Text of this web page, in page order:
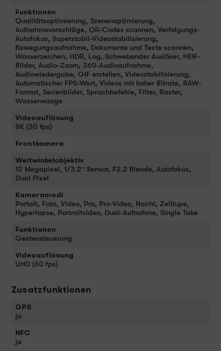
Funktionen
Qualitätsoptimierung, Szenenoptimierung,
Aufnahmevorschläge, QR-Codes scannen, Verfolgungs-
Autofokus, Superstabil-Videostabilisierung,
Bewegungsaufnahme, Dokumente und Texte scannen,
Wasserzeichen, HDR, Log, Schwebender Auslöser, HEIF-
Bilder, Audio-Zoom, 360-Audioaufnahme,
Audiowiedergabe, GIF erstellen, Videostabilisierung,
Automatischer FPS-Wert, Videos mit hoher Bitrate, RAW-
Format, Serienbilder, Sprachbefehle, Filter, Raster,
Wasserwaage
Videoauflösung
8K (30 fps)
Frontkamera
Weitwinkelobjektiv
12 Megapixel, 1/3.2“ Sensor, F2.2 Blende, Autofokus,
Dual Pixel
Kameramodi
Portait, Foto, Video, Pro, Pro-Video, Nacht, Zeitlupe,
Hyperlapse, Portraitvideo, Dual-Aufnahme, Single Take
Funktionen
Gestensteuerung
Videoauflösung
UHD (60 fps)
Zusatzfunktionen
GPS
ja
NFC
ja